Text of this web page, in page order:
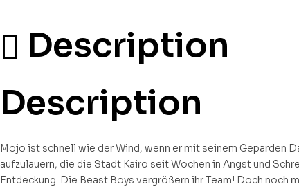
Description
Description
Mojo ist schnell wie der Wind, wenn er mit seinem Geparden
aufzulauern, die die Stadt Kairo seit Wochen in Angst und
Entdeckung: Die Beast Boys vergrößern ihr Team! Doch noch